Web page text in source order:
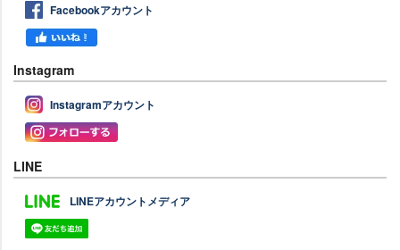
Facebookアカウント
Instagram
Instagramアカウント
LINE
LINEアカウントメディア